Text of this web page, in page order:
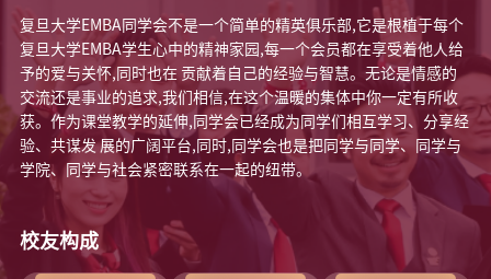
复旦大学EMBA同学会不是一个简单的精英俱乐部,它是根植于每个
复旦大学EMBA学生心中的精神家园,每一个会员都在享受着他人给
予的爱与关怀,同时也在 贡献着自己的经验与智慧。无论是情感的
交流还是事业的追求,我们相信,在这个温暖的集体中你一定有所收
获。作为课堂教学的延伸,同学会已经成为同学们相互学习、分享经
验、共谋发 展的广阔平台,同时,同学会也是把同学与同学、同学与
学院、同学与社会紧密联系在一起的纽带。
校友构成